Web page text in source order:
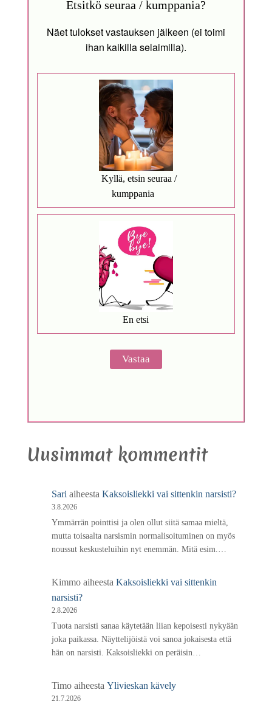
Etsitkö seuraa / kumppania?
Näet tulokset vastauksen jälkeen (ei toimi
ihan kaikilla selaimilla).
Kyllä, etsin seuraa /
kumppania
En etsi
Uusimmat kommentit
Sari aiheesta Kaksoisliekki vai sittenkin narsisti?
3.8.2026
Ymmärrän pointtisi ja olen ollut siitä samaa mieltä,
mutta toisaalta narsismin normalisoituminen on myös
noussut keskusteluihin nyt enemmän. Mitä esim.…
Kimmo aiheesta Kaksoisliekki vai sittenkin
narsisti?
2.8.2026
Tuota narsisti sanaa käytetään liian kepoisesti nykyään
joka paikassa. Näyttelijöistä voi sanoa jokaisesta että
hän on narsisti. Kaksoisliekki on peräisin…
Timo aiheesta Ylivieskan kävely
21.7.2026